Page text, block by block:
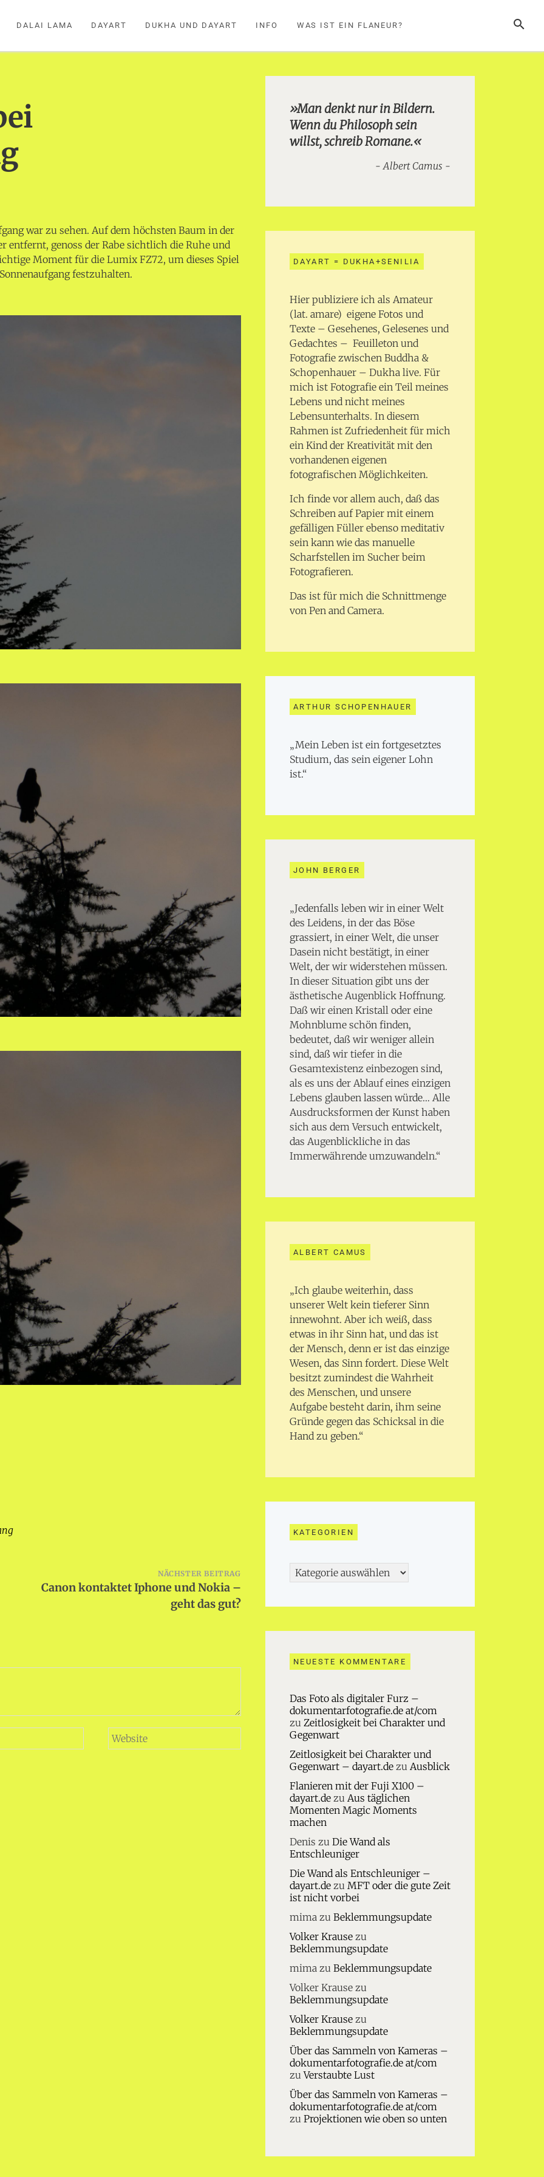
SUCHE
DALAI LAMA DAYART DUKHA UND DAYART INFO WAS IST EIN FLANEUR?
war zu sehen. Auf dem höchsten Baum in der
entfernt, genoss der Rabe sichtlich die Ruhe und
Moment für die Lumix FZ72, um dieses Spiel
festzuhalten.
NÄCHSTER BEITRAG
Canon kontaktet Iphone und Nokia –
geht das gut?
»Man denkt nur in Bildern.
Wenn du Philosoph sein
willst, schreib Romane.«
Albert Camus
DAYART = DUKHA+SENILIA
Hier publiziere ich als Amateur
(lat. amare) eigene Fotos und
Texte – Gesehenes, Gelesenes und
Gedachtes – Feuilleton und
Fotografie zwischen Buddha &
Schopenhauer – Dukha live. Für
mich ist Fotografie ein Teil meines
Lebens und nicht meines
Lebensunterhalts. In diesem
Rahmen ist Zufriedenheit für mich
ein Kind der Kreativität mit den
vorhandenen eigenen
fotografischen Möglichkeiten.
Ich finde vor allem auch, daß das
Schreiben auf Papier mit einem
gefälligen Füller ebenso meditativ
sein kann wie das manuelle
Scharfstellen im Sucher beim
Fotografieren.
Das ist für mich die Schnittmenge
von Pen and Camera.
ARTHUR SCHOPENHAUER
„Mein Leben ist ein fortgesetztes
Studium, das sein eigener Lohn
ist.“
JOHN BERGER
„Jedenfalls leben wir in einer Welt
des Leidens, in der das Böse
grassiert, in einer Welt, die unser
Dasein nicht bestätigt, in einer
Welt, der wir widerstehen müssen.
In dieser Situation gibt uns der
ästhetische Augenblick Hoffnung.
Daß wir einen Kristall oder eine
Mohnblume schön finden,
bedeutet, daß wir weniger allein
sind, daß wir tiefer in die
Gesamtexistenz einbezogen sind,
als es uns der Ablauf eines einzigen
Lebens glauben lassen würde… Alle
Ausdrucksformen der Kunst haben
sich aus dem Versuch entwickelt,
das Augenblickliche in das
Immerwährende umzuwandeln.“
ALBERT CAMUS
„Ich glaube weiterhin, dass
unserer Welt kein tieferer Sinn
innewohnt. Aber ich weiß, dass
etwas in ihr Sinn hat, und das ist
der Mensch, denn er ist das einzige
Wesen, das Sinn fordert. Diese Welt
besitzt zumindest die Wahrheit
des Menschen, und unsere
Aufgabe besteht darin, ihm seine
Gründe gegen das Schicksal in die
Hand zu geben.“
KATEGORIEN
Kategorien
NEUESTE KOMMENTARE
Das Foto als digitaler Furz –
dokumentarfotografie.de at/com
zu Zeitlosigkeit bei Charakter und
Gegenwart
Zeitlosigkeit bei Charakter und
Gegenwart – dayart.dezu Ausblick
Flanieren mit der Fuji X100 –
dayart.dezu Aus täglichen
Momenten Magic Moments
machen
Denis zu Die Wand als
Entschleuniger
Die Wand als Entschleuniger –
dayart.dezu MFT oder die gute Zeit
ist nicht vorbei
mimazu Beklemmungsupdate
Volker Krausezu
Beklemmungsupdate
mimazu Beklemmungsupdate
Volker Krausezu
Beklemmungsupdate
Volker Krausezu
Beklemmungsupdate
Über das Sammeln von Kameras –
dokumentarfotografie.de at/com
zuVerstaubte Lust
Über das Sammeln von Kameras –
dokumentarfotografie.de at/com
zu Projektionen wie oben so unten